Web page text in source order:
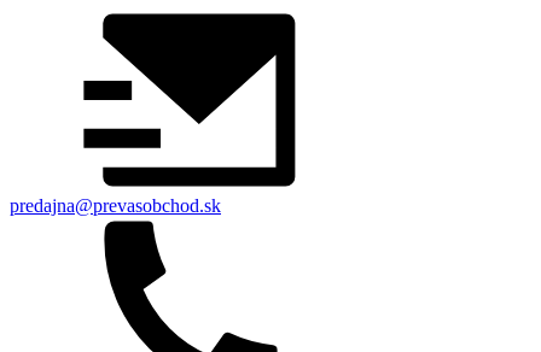
predajna@prevasobchod.sk